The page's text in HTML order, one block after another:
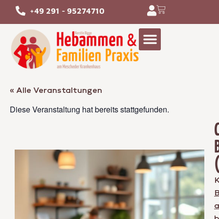
+49 291 - 95274710
« Alle Veranstaltungen
Diese Veranstaltung hat bereits stattgefunden.
a